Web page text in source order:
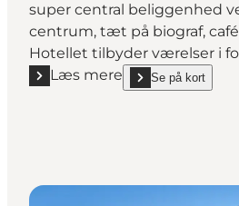
super central beliggenhed
centrum, tæt på biograf,
Hotellet tilbyder værelser i
Læs mere
Læs mere "Cabinn Vejle"
Se på kort
show Cabinn Vejle